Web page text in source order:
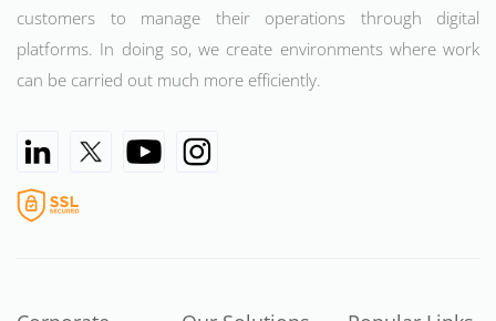
customers to manage their operations through digital
platforms. In doing so, we create environments where work
can be carried out much more efficiently.